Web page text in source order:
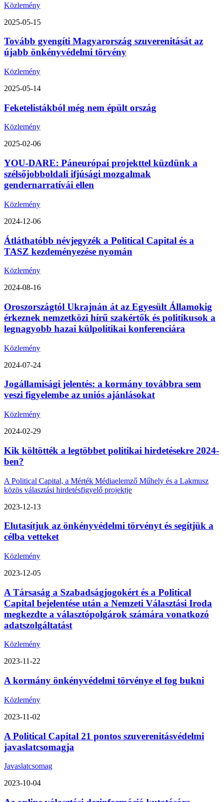
Közlemény
2025-05-15
Tovább gyengíti Magyarország szuverenitását az
újabb önkényvédelmi törvény
Közlemény
2025-05-14
Feketelistákból még nem épült ország
Közlemény
2025-02-06
YOU-DARE: Páneurópai projekttel küzdünk a
szélsőjobboldali ifjúsági mozgalmak
gendernarratívái ellen
Közlemény
2024-12-06
Átláthatóbb névjegyzék a Political Capital és a
TASZ kezdeményezése nyomán
Közlemény
2024-08-16
Oroszországtól Ukrajnán át az Egyesült Államokig
érkeznek nemzetközi hírű szakértők és politikusok a
legnagyobb hazai külpolitikai konferenciára
Közlemény
2024-07-24
Jogállamisági jelentés: a kormány továbbra sem
veszi figyelembe az uniós ajánlásokat
Közlemény
2024-02-29
Kik költötték a legtöbbet politikai hirdetésekre 2024-
ben?
A Political Capital, a Mérték Médiaelemző Műhely és a Lakmusz
közös választási hirdetésfigyelő projektje
2023-12-13
Elutasítjuk az önkényvédelmi törvényt és segítjük a
célba vetteket
Közlemény
2023-12-05
A Társaság a Szabadságjogokért és a Political
Capital bejelentése után a Nemzeti Választási Iroda
megkezdte a választópolgárok számára vonatkozó
adatszolgáltatást
Közlemény
2023-11-22
A kormány önkényvédelmi törvénye el fog bukni
Közlemény
2023-11-02
A Political Capital 21 pontos szuverenitásvédelmi
javaslatcsomagja
Javaslatcsomag
2023-10-04